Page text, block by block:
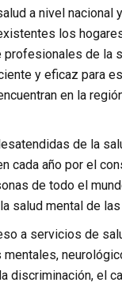
a nivel nacional
los
de la
y eficaz para
en la
de la
cada año por el
de todo el
salud mental de
a servicios de
discriminación, el